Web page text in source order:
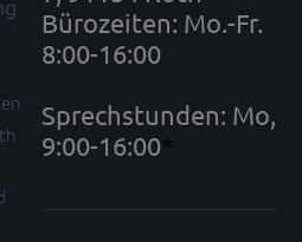
Bürozeiten: Mo.-Fr.
8:00-16:00
Sprechstunden: Mo,
9:00-16:00*